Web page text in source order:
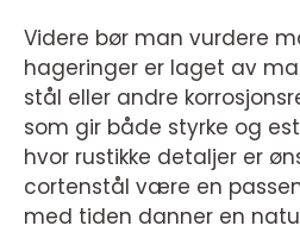
Videre bør man vurdere
hageringer er laget av
stål eller andre
som gir både styrke og
hvor rustikke detaljer er
cortenstål være en
med tiden danner en